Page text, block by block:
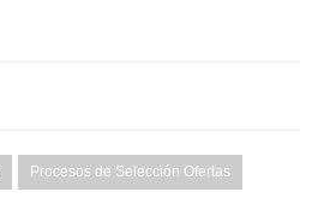
Procesos de Selección Ofertas